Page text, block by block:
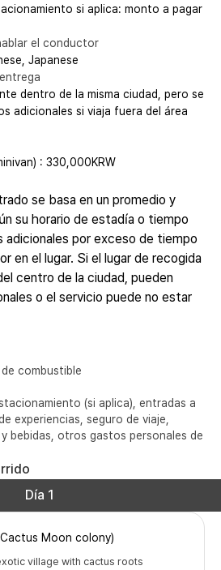
si aplica: monto a pagar
el conductor
Japanese
dentro de la misma ciudad, pero se
adicionales si viaja fuera del área
: 330,000KRW
se basa en un promedio y
su horario de estadía o tiempo
adicionales por exceso de tiempo
en el lugar. Si el lugar de recogida
centro de la ciudad, pueden
o el servicio puede no estar
combustible
(si aplica), entradas a
experiencias, seguro de viaje,
bebidas, otros gastos personales de
Día 1
(Cactus Moon colony)
village with cactus roots